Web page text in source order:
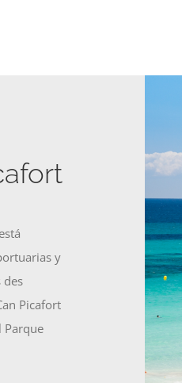
y
des
Picafort
Parque